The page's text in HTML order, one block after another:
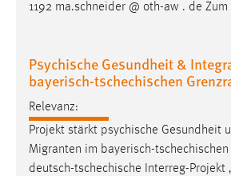
1192 ma.schneider @ oth-aw . de
Psychische Gesundheit &
bayerisch-tschechischen
Relevanz:
Projekt stärkt psychische Gesundheit
Migranten im bayerisch-tschechischen
deutsch-tschechische Interreg-Projekt
Cookie Laufzeit:
Jahre, MIBEW_UserID = 1 Jahr
Login
Name:
fe_user, be_user, be_lastLoginProvider